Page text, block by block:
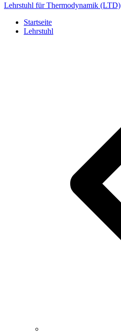
Lehrstuhl für Thermodynamik (LTD)
Startseite
Lehrstuhl